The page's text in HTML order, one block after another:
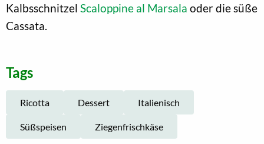
Kalbsschnitzel Scaloppine al Marsala oder die süße
Cassata.
Tags
Ricotta Dessert Italienisch
Süßspeisen Ziegenfrischkäse